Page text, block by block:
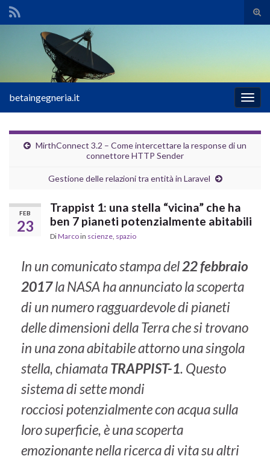
il
Search for:
la
betaingegneria.it
MirthConnect 3.2 – Come intercettare la response di un
connettore HTTP Sender
Gestione delle relazioni tra entità in Laravel
FEB
23
Trappist 1: una stella “vicina” che ha
ben 7 pianeti potenzialmente abitabili
DiMarcoin scienze spazio
In un comunicato stampa del22 febbraio
2017la NASA ha annunciato la scoperta
di un numero ragguardevole di pianeti
delle dimensioni della Terra che si trovano
in una zona abitabile attorno una singola
stella, chiamataTRAPPIST-1. Questo
sistema di sette mondi
rocciosi potenzialmente con acqua sulla
loro superficie, è una scoperta
emozionante nella ricerca di vita su altri